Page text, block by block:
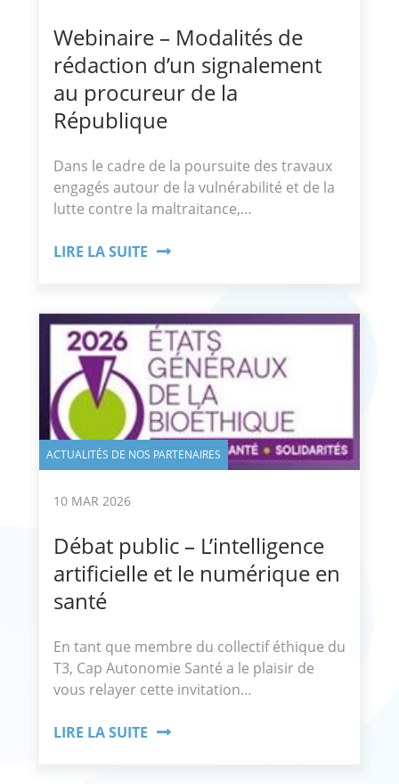
Webinaire – Modalités de
rédaction d’un signalement
au procureur de la
République
Dans le cadre de la poursuite des travaux
engagés autour de la vulnérabilité et de la
lutte contre la maltraitance,…
LIRE LA SUITE
ACTUALITÉS DE NOS PARTENAIRES
10 MAR 2026
Débat public – L’intelligence
artificielle et le numérique en
santé
En tant que membre du collectif éthique du
T3, Cap Autonomie Santé a le plaisir de
vous relayer cette invitation…
LIRE LA SUITE